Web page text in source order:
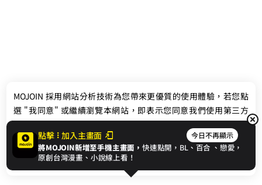
聯絡我們
© 2024 gamania Digital Entertainment Co., Ltd.
點擊 加入主畫面 今日不再顯示
將MOJOIN新增至手機主畫面，快速點開，BL、 百合 、戀愛，
原創台灣漫畫、小說線上看！
MOJOIN 採用網站分析技術為您帶來更優質的使用體驗，若您點
選 "我同意" 或繼續瀏覽本網站，即表示您同意我們使用第三方
Cookie，欲瞭解更多資訊請見隱私權政策。
我同意